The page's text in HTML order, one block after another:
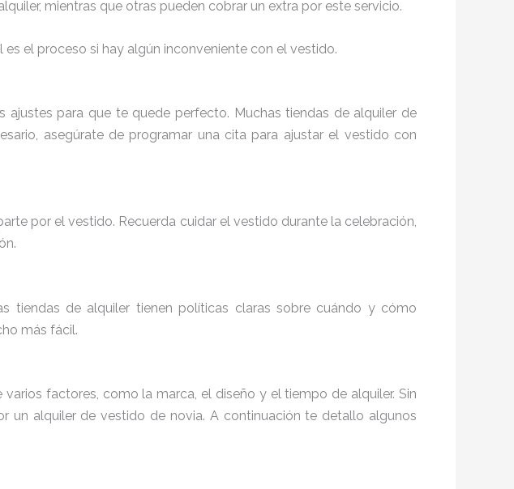
mientras que otras pueden cobrar un extra por este servicio.
el proceso si hay algún inconveniente con el vestido.
para que te quede perfecto. Muchas tiendas de alquiler de
asegúrate de programar una cita para ajustar el vestido con
por el vestido. Recuerda cuidar el vestido durante la celebración,
tiendas de alquiler tienen políticas claras sobre cuándo y cómo
más fácil.
factores, como la marca, el diseño y el tiempo de alquiler. Sin
un alquiler de vestido de novia. A continuación te detallo algunos